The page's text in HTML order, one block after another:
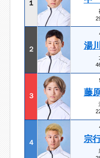
１
２ 湯
３ 藤
４ 宗